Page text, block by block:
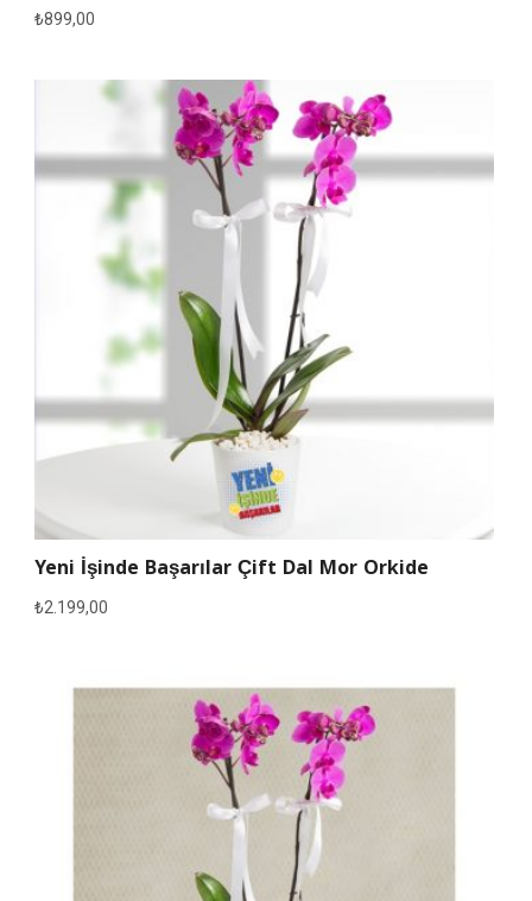
₺899,00
Yeni İşinde Başarılar Çift Dal Mor Orkide
₺2.199,00